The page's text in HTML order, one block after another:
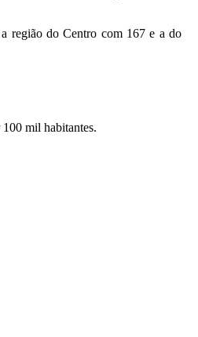
região do Centro com 167 e a do
mil habitantes.